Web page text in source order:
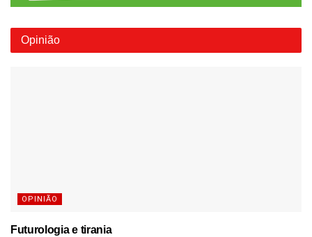
Opinião
OPINIÃO
Futurologia e tirania